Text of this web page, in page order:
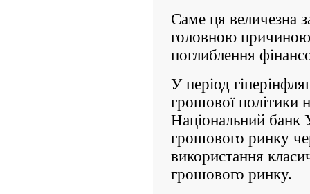
Саме ця величезна
головною причиною
поглиблення
У період
грошової політики
Національний банк
грошового ринку
використання
грошового ринку.